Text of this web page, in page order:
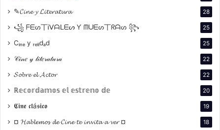
. Apertura
✎𝓒𝓲𝓷𝓮 𝔂 𝓛𝓲𝓽𝓮𝓻𝓪𝓽𝓾𝓻𝓪 28
꧁ ᖴᗴᔕ丅Ꭵᐯᗩᒪᗴᔕ Ƴ ᗰᑌᗴᔕ丅ᖇᗩᔕ ꧂ 25
Cᵢₙₑ y ᵣₑₗᵢdₐd 25
𝒞𝒾𝓃𝑒 𝓎 𝓁𝒾𝓉𝑒𝓇𝒶𝓉𝓊𝓇𝒶 22
𝓢𝓸𝓫𝓻𝓮 𝓮𝓵 𝓐𝓬𝓽𝓸𝓻 22
ℝ𝕖𝕔𝕠𝕣𝕕𝕒𝕞𝕠𝕤 𝕖𝕝 𝕖𝕤𝕥𝕣𝕖𝕟𝕠 𝕕𝕖 20
𝕮𝖎𝖓𝖊 𝖈𝖑á𝖘𝖎𝖈𝖔 19
¤ 𝓗𝓪𝓫𝓵𝓮𝓶𝓸𝓼 𝓭𝓮 𝓒𝓲𝓷𝓮 𝓽𝓮 𝓲𝓷𝓿𝓲𝓽𝓪 𝓪 𝓿𝓮𝓻 ¤ 18